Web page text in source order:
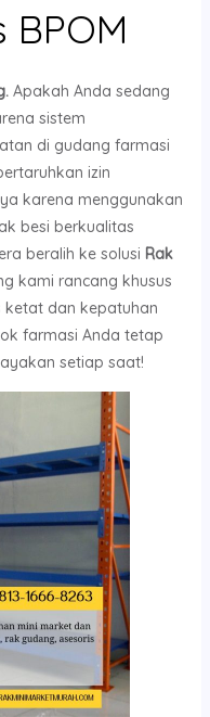
Apakah Anda sedang
sistem
di gudang farmasi
izin
karena menggunakan
besi berkualitas
beralih ke solusi Rak
kami rancang khusus
ketat dan kepatuhan
farmasi Anda tetap
setiap saat!